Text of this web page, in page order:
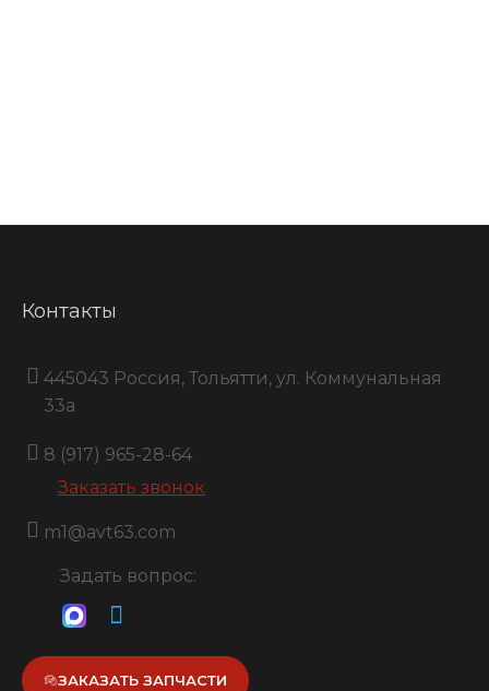
Контакты
445043 Россия, Тольятти, ул. Коммунальная
33a
8 (917) 965-28-64
Заказать звонок
m1@avt63.com
Задать вопрос:
ЗАКАЗАТЬ ЗАПЧАСТИ